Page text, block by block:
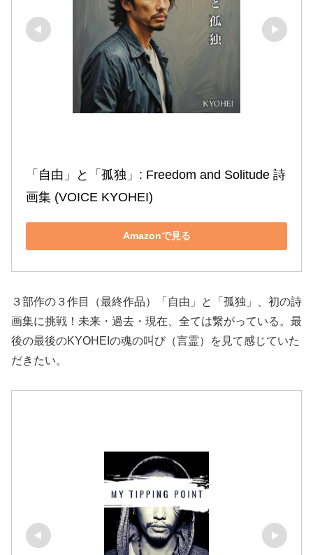
「自由」と「孤独」: Freedom and Solitude 詩
画集 (VOICE KYOHEI)
Amazonで見る
３部作の３作目（最終作品）「自由」と「孤独」、初の詩
画集に挑戦！未来・過去・現在、全ては繋がっている。最
後の最後のKYOHEIの魂の叫び（言霊）を見て感じていた
だきたい。